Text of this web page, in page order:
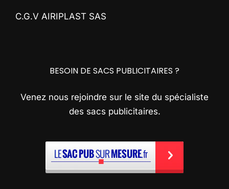
C.G.V AIRIPLAST SAS
BESOIN DE SACS PUBLICITAIRES ?
Venez nous rejoindre sur le site du spécialiste
des sacs publicitaires.